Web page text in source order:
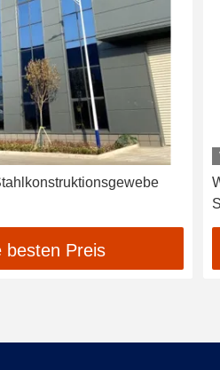
besten Preis